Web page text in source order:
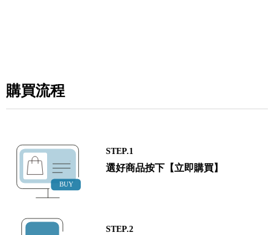
購買流程
STEP.1
選好商品按下【立即購買】
STEP.2